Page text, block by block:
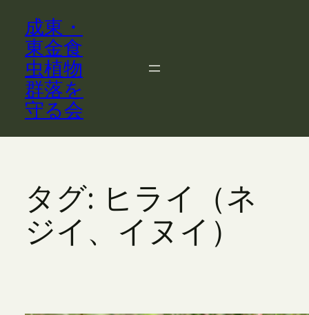
成東・
東金食
虫植物
群落を
守る会
タグ: ヒライ（ネ
ジイ、イヌイ）